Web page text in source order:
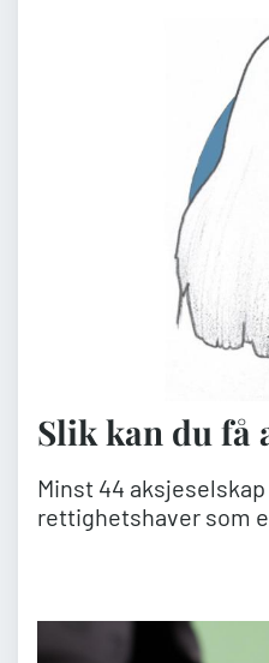
Slik kan du få
Minst 44
rettighetshaver som